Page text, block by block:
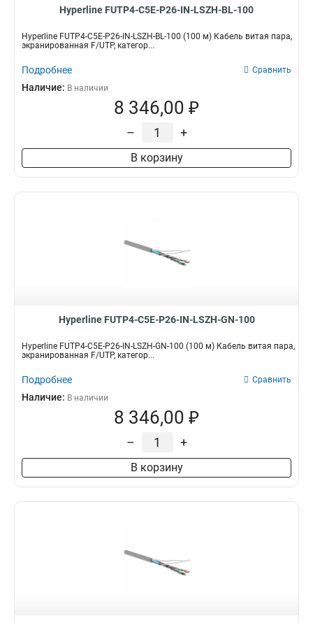
Hyperline FUTP4-C5E-P26-IN-LSZH-BL-100
Hyperline FUTP4-C5E-P26-IN-LSZH-BL-100 (100 м) Кабель витая пара,
экранированная F/UTP, категор...
Подробнее Сравнить
Наличие: В наличии
8 346,00 ₽
– +
В корзину
Hyperline FUTP4-C5E-P26-IN-LSZH-GN-100
Hyperline FUTP4-C5E-P26-IN-LSZH-GN-100 (100 м) Кабель витая пара,
экранированная F/UTP, категор...
Подробнее Сравнить
Наличие: В наличии
8 346,00 ₽
– +
В корзину